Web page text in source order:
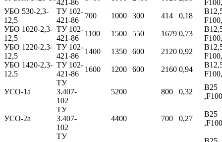
421-86
УБО 530-2,3-
12,5
ТУ 102-
421-86
700 1000 300 414 0,18
УБО 1020-2,3-
12,5
ТУ 102-
421-86
1100 1500 550 1679 0,73
УБО 1220-2,3-
12,5
ТУ 102-
421-86
1400 1350 600 2120 0,92
УБО 1420-2,3-
12,5
ТУ 102-
421-86
1600 1200 600 2160 0,94
УСО-1а
ТУ
3.407-
102
5200 800 0,32
B25
УСО-2а
ТУ
3.407-
102
4400 700 0,27
B25
ТУ